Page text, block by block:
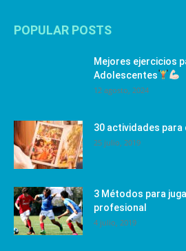
POPULAR POSTS
Mejores ejercicios
Adolescentes
12 agosto, 2024
30 actividades
25 julio, 2019
3 Métodos para
profesional
4 julio, 2019